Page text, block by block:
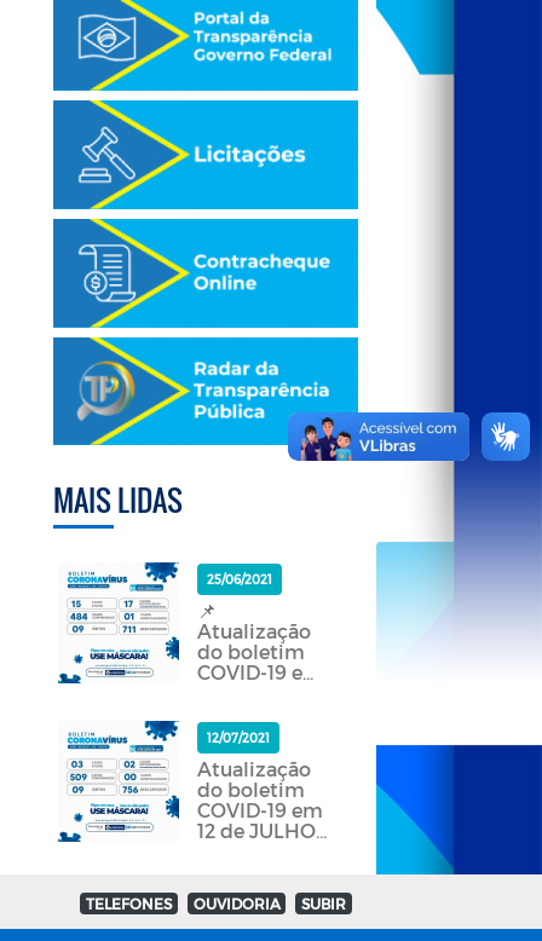
MAIS LIDAS
25/06/2021
📌
Atualização
do boletim
COVID-19 em
12/07/2021
Atualização
do boletim
COVID-19 em
12 de JULHO
TELEFONES OUVIDORIA SUBIR